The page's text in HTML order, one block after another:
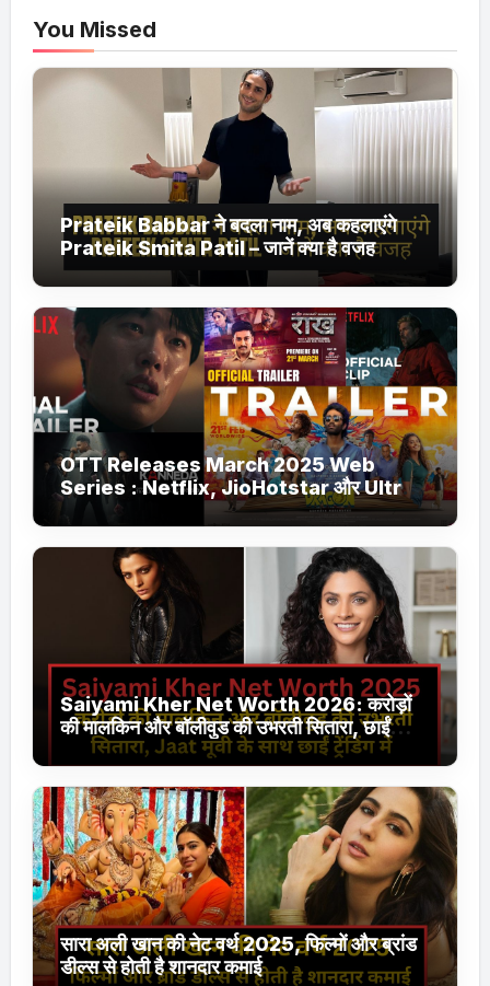
You Missed
Prateik Babbar ने बदला नाम, अब कहलाएंगे
Prateik Smita Patil – जानें क्या है वजह
OTT Releases March 2025 Web
Series : Netflix, JioHotstar और Ultra
Jhakaas पर नई वेब सीरीज और फिल्में
Saiyami Kher Net Worth 2026: करोड़ों
की मालकिन और बॉलीवुड की उभरती सितारा, छाईं
ट्रेंडिंग में
सारा अली खान की नेट वर्थ 2025, फिल्मों और ब्रांड
डील्स से होती है शानदार कमाई